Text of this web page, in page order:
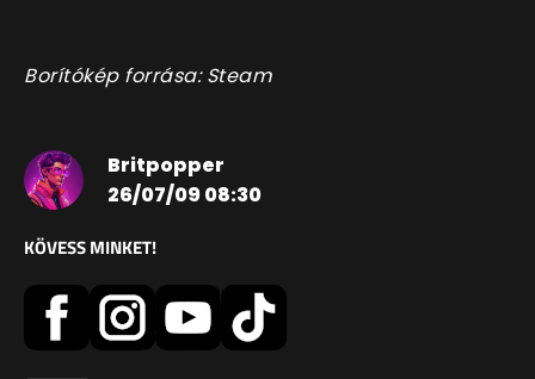
Borítókép forrása: Steam
Britpopper
26/07/09 08:30
KÖVESS MINKET!